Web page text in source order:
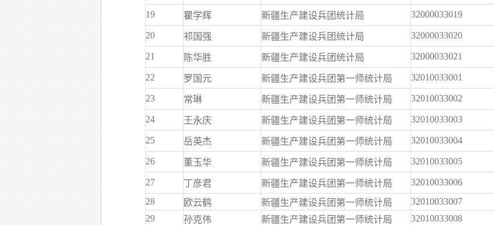
19 瞿学辉 新疆生产建设兵团统计局 32000033019
20 祁国强 新疆生产建设兵团统计局 32000033020
21 陈华胜 新疆生产建设兵团统计局 32000033021
22 罗国元 新疆生产建设兵团第一师统计局 32010033001
23 常琳 新疆生产建设兵团第一师统计局 32010033002
24 王永庆 新疆生产建设兵团第一师统计局 32010033003
25 岳英杰 新疆生产建设兵团第一师统计局 32010033004
26 董玉华 新疆生产建设兵团第一师统计局 32010033005
27 丁彦君 新疆生产建设兵团第一师统计局 32010033006
28
欧云鹤 新疆生产建设兵团第一师统计局 32010033007
29
孙克伟 新疆生产建设兵团第一师统计局 32010033008